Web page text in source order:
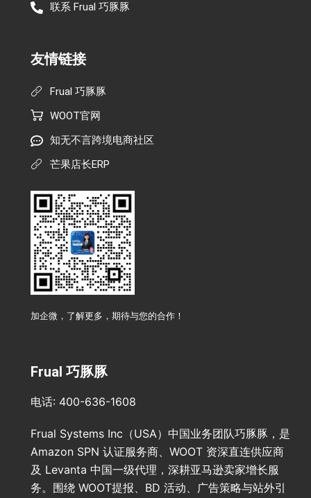
联系 Frual 巧豚豚
友情链接
Frual 巧豚豚
WOOT官网
知无不言跨境电商社区
芒果店长ERP
加企微，了解更多，期待与您的合作！
Frual 巧豚豚
电话: 400-636-1608
Frual Systems Inc（USA）中国业务团队巧豚豚，是
Amazon SPN 认证服务商、WOOT 资深直连供应商
及 Levanta 中国一级代理，深耕亚马逊卖家增长服
务。围绕 WOOT提报、BD 活动、广告策略与站外引